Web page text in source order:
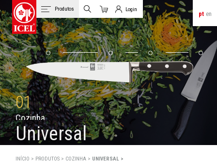
pt en
Produtos
Carrinho
Login
Login de Clientes
01
Cozinha
Universal
INÍCIO > PRODUTOS > COZINHA > UNIVERSAL >